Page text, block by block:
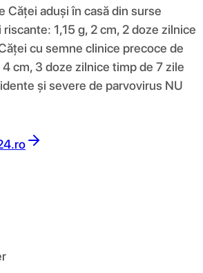
Căței aduși în casă din surse
1,15 g, 2 cm, 2 doze zilnice
cu semne clinice precoce de
cm, 3 doze zilnice timp de 7 zile
și severe de parvovirus NU